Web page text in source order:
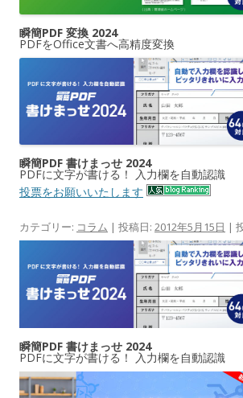
瞬簡PDF 変換 2024
PDFをOffice文書へ高精度変換
瞬簡PDF 書けまっせ 2024
PDFに文字が書ける！ 入力欄を自動認識
投票をお願いいたします
カテゴリー: コラム | 投稿日: 2012年5月15日 |
瞬簡PDF 書けまっせ 2024
PDFに文字が書ける！ 入力欄を自動認識